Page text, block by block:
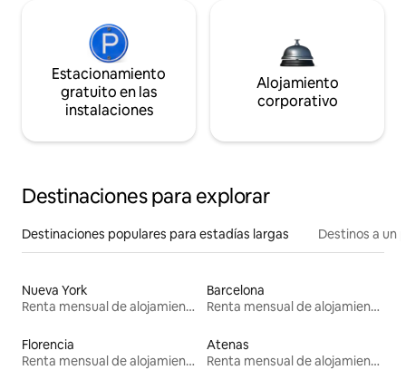
Estacionamiento
gratuito en las
instalaciones
Alojamiento
corporativo
Destinaciones para explorar
Destinaciones populares para estadías largas Destinos a un
Nueva York
Renta mensual de alojamientos
Barcelona
Renta mensual de alojamientos
Florencia
Renta mensual de alojamientos
Atenas
Renta mensual de alojamientos